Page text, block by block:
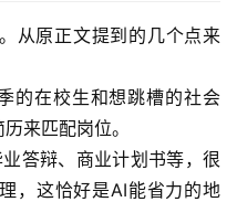
从原正文提到的几个点来
的在校生和想跳槽的社会
来匹配岗位。
答辩、商业计划书等，很
，这恰好是AI能省力的地